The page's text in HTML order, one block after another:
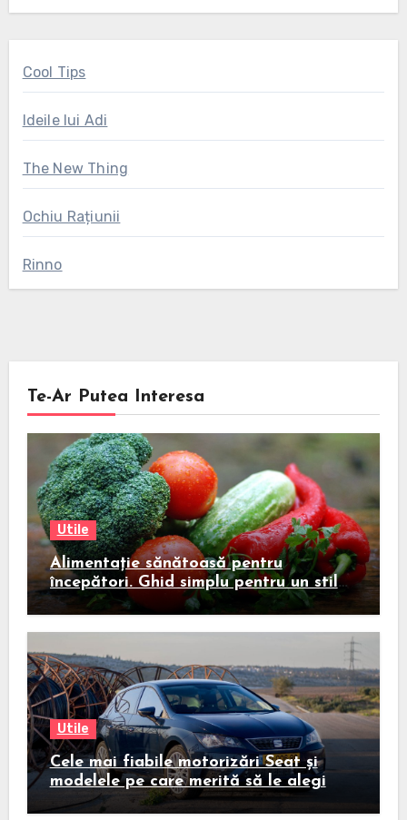
Cool Tips
Ideile lui Adi
The New Thing
Ochiu Rațiunii
Rinno
Te-Ar Putea Interesa
Utile
Alimentație sănătoasă pentru
începători. Ghid simplu pentru un stil
de viață echilibrat
Utile
Cele mai fiabile motorizări Seat și
modelele pe care merită să le alegi